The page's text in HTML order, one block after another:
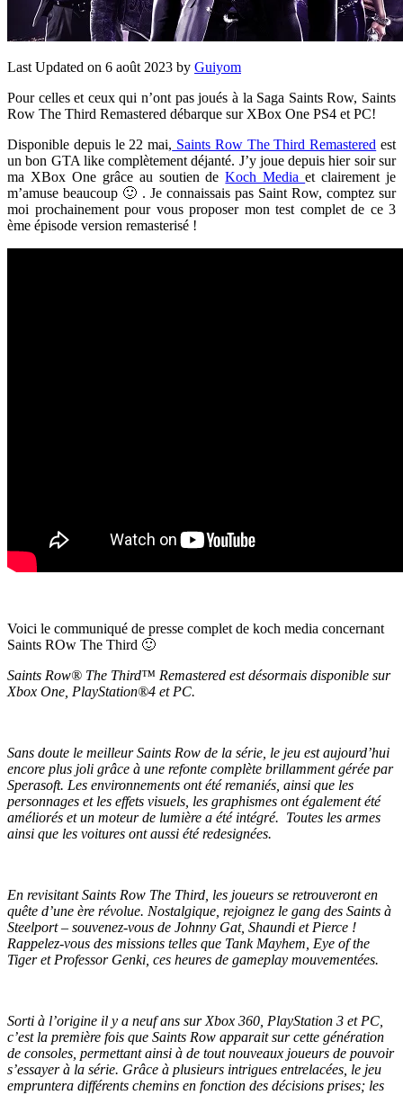
Last Updated on 6 août 2023 by Guiyom
Pour celles et ceux qui n’ont pas joués à la Saga Saints Row, Saints
Row The Third Remastered débarque sur XBox One PS4 et PC!
Disponible depuis le 22 mai, Saints Row The Third Remastered est
un bon GTA like complètement déjanté. J’y joue depuis hier soir sur
ma XBox One grâce au soutien deKoch Mediaet clairement je
m’amuse beaucoup 🙂 . Je connaissais pas Saint Row, comptez sur
moi prochainement pour vous proposer mon test complet de ce 3
ème épisode version remasterisé !
Voici le communiqué de presse complet de koch media concernant
Saints ROw The Third 🙂
Saints Row® The Third™ Remastered est désormais disponible sur
Xbox One, PlayStation®4 et PC.
Sans doute le meilleur Saints Row de la série, le jeu est aujourd’hui
encore plus joli grâce à une refonte complète brillamment gérée par
Sperasoft. Les environnements ont été remaniés, ainsi que les
personnages et les effets visuels, les graphismes ont également été
améliorés et un moteur de lumière a été intégré. Toutes les armes
ainsi que les voitures ont aussi été redesignées.
En revisitant Saints Row The Third, les joueurs se retrouveront en
quête d’une ère révolue. Nostalgique, rejoignez le gang des Saints à
Steelport – souvenez-vous de Johnny Gat, Shaundi et Pierce !
Rappelez-vous des missions telles que Tank Mayhem, Eye of the
Tiger et Professor Genki, ces heures de gameplay mouvementées.
Sorti à l’origine il y a neuf ans sur Xbox 360, PlayStation 3 et PC,
c’est la première fois que Saints Row apparait sur cette génération
de consoles, permettant ainsi à de tout nouveaux joueurs de pouvoir
s’essayer à la série. Grâce à plusieurs intrigues entrelacées, le jeu
empruntera différents chemins en fonction des décisions prises; les